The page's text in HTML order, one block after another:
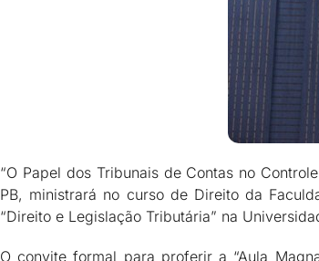
“O Papel dos Tribunais de Contas no
PB, ministrará no curso de Direito da
“Direito e Legislação Tributária” na
O convite formal para proferir a “Aula